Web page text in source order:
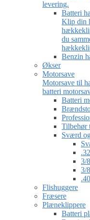
levering.
Batteri
Klip din
du
Benzin
Økser
Motorsave
Motorsave til
batteri
Batteri
Tilbehør
Sværd
3/
3/
Flishuggere
Fræsere
Plæneklippere
Batteri